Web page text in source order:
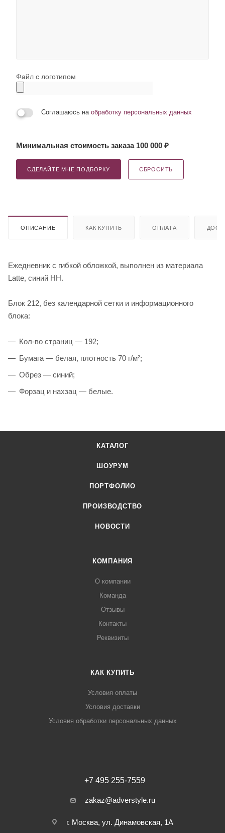
Файл с логотипом
Соглашаюсь на обработку персональных данных
Минимальная стоимость заказа 100 000 ₽
СДЕЛАЙТЕ МНЕ ПОДБОРКУ СБРОСИТЬ
ОПИСАНИЕ КАК КУПИТЬ ОПЛАТА
Ежедневник с гибкой обложкой, выполнен из материала
Latte, синий HH.
Блок 212, без календарной сетки и информационного
блока:
Кол-во страниц — 192;
Бумага — белая, плотность 70 г/м²;
Обрез — синий;
Форзац и нахзац — белые.
КАТАЛОГ
ШОУРУМ
ПОРТФОЛИО
ПРОИЗВОДСТВО
НОВОСТИ
КОМПАНИЯ
О компании
Команда
Отзывы
Контакты
Реквизиты
КАК КУПИТЬ
Условия оплаты
Условия доставки
Условия обработки персональных данных
+7 495 255-7559
zakaz@adverstyle.ru
г. Москва, ул. Динамовская, 1А